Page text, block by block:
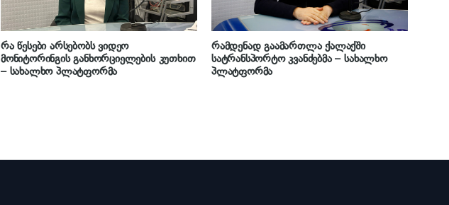
რა წესები არსებობს ვიდეო
მონიტორინგის განხორციელების კუთხით
– სახალხო პლატფორმა
რამდენად გაამართლა ქალაქში
სატრანსპორტო კვანძებმა – სახალხო
პლატფორმა